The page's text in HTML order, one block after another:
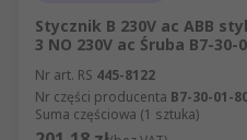
Stycznik B 230V ac ABB
3 NO 230V ac Śruba B7-30-
Nr art. RS 445-8122
Nr części producenta B7-30-01-
Suma częściowa (1 sztuka)